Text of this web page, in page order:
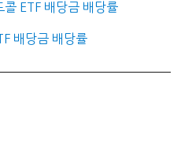
ETF 배당금 배당률
배당금 배당률